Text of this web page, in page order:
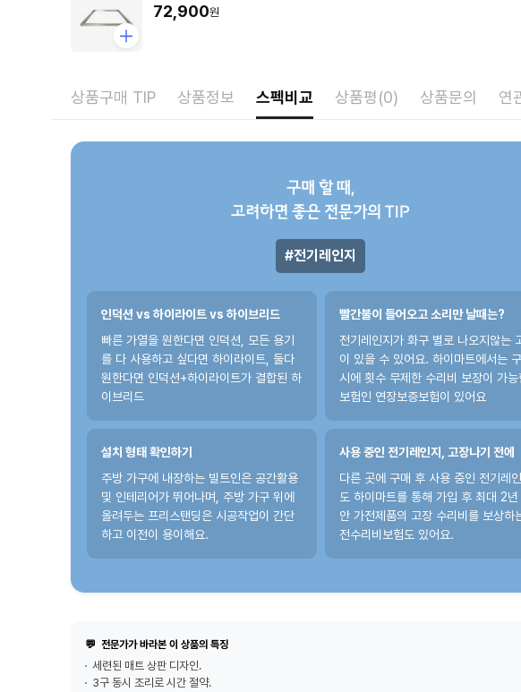
72,900원
상품구매 TIP 상품정보 스펙비교 상품평(0) 상품문의 연
구매 할 때,
고려하면 좋은 전문가의 TIP
전기레인지
인덕션 vs 하이라이트 vs 하이브리드
빠른 가열을 원한다면 인덕션, 모든 용기
를 다 사용하고 싶다면 하이라이트, 둘다
원한다면 인덕션+하이라이트가 결합된 하
이브리드
설치 형태 확인하기
주방 가구에 내장하는 빌트인은 공간활용
및 인테리어가 뛰어나며, 주방 가구 위에
올려두는 프리스탠딩은 시공작업이 간단
하고 이전이 용이해요.
빨간불이 들어오고 소리만 날때는?
전기레인지가 화구 별로 나오지않는
이 있을 수 있어요. 하이마트에서는
시에 횟수 무제한 수리비 보장이 가능
보험인 연장보증보험이 있어요
사용 중인 전기레인지, 고장나기 전에
다른 곳에 구매 후 사용 중인 전기레
도 하이마트를 통해 가입 후 최대 2년
안 가전제품의 고장 수리비를 보상하
전수리비보험도 있어요.
💬 전문가가 바라본 이 상품의 특징
세련된 매트 상판 디자인.
3구 동시 조리로 시간 절약.